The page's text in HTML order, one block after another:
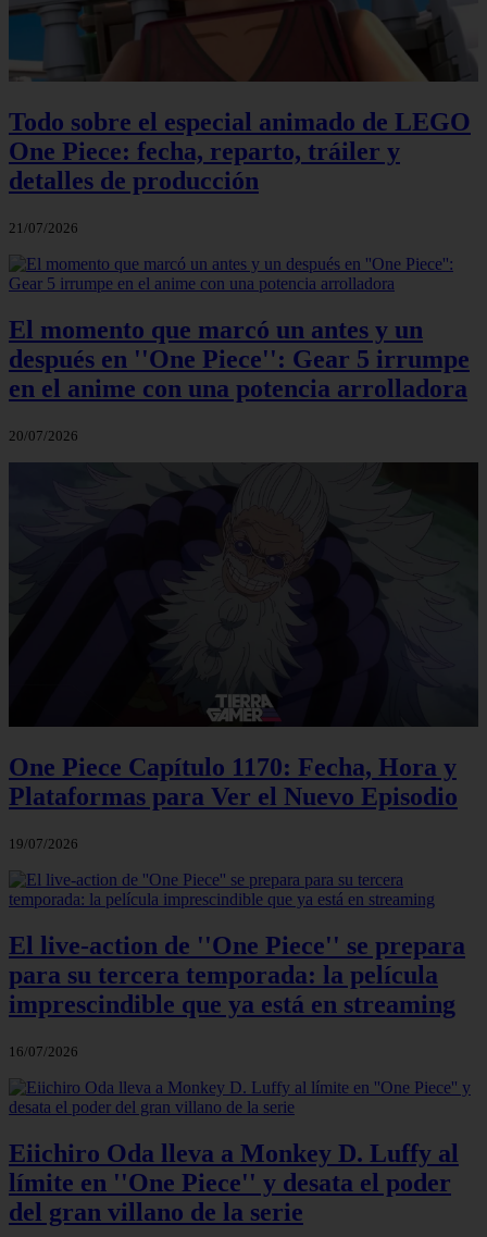
Todo sobre el especial animado de LEGO
One Piece: fecha, reparto, tráiler y
detalles de producción
21/07/2026
El momento que marcó un antes y un
después en ''One Piece'': Gear 5 irrumpe
en el anime con una potencia arrolladora
20/07/2026
One Piece Capítulo 1170: Fecha, Hora y
Plataformas para Ver el Nuevo Episodio
19/07/2026
El live-action de ''One Piece'' se prepara
para su tercera temporada: la película
imprescindible que ya está en streaming
16/07/2026
Eiichiro Oda lleva a Monkey D. Luffy al
límite en ''One Piece'' y desata el poder
del gran villano de la serie